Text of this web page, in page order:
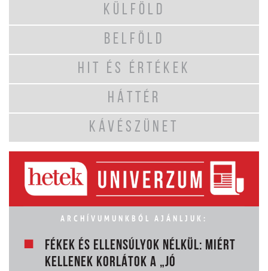
KÜLFÖLD
BELFÖLD
HIT ÉS ÉRTÉKEK
HÁTTÉR
KÁVÉSZÜNET
ARCHÍVUMUNKBÓL AJÁNLJUK:
FÉKEK ÉS ELLENSÚLYOK NÉLKÜL: MIÉRT
KELLENEK KORLÁTOK A „JÓ